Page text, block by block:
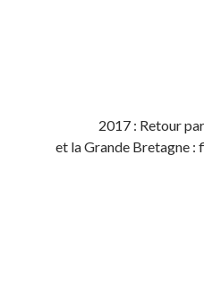
2017 : Retour
et la Grande Bretagne :